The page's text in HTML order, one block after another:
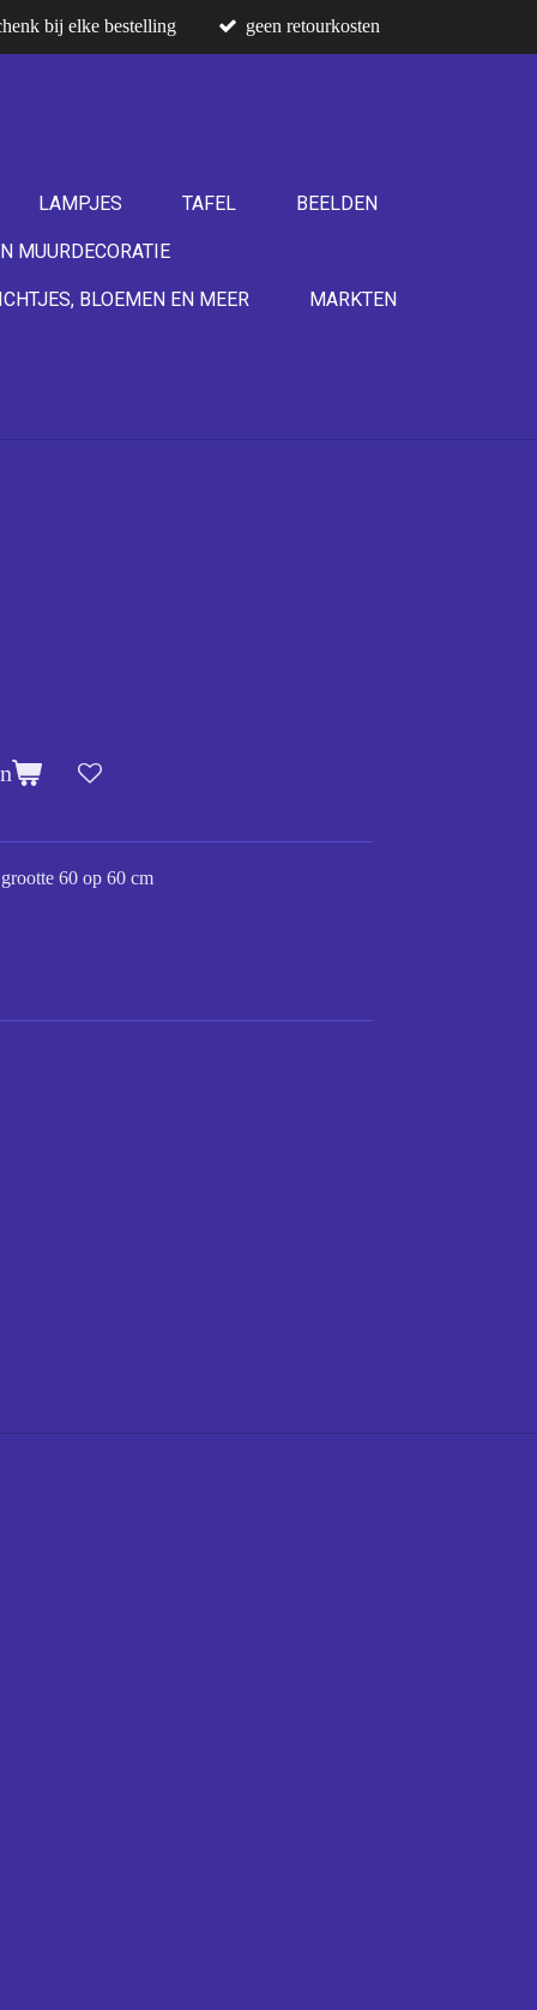
bij elke bestelling geen retourkosten
LAMPJES TAFEL BEELDEN
MUURDECORATIE
BLOEMEN EN MEER MARKTEN
60 op 60 cm